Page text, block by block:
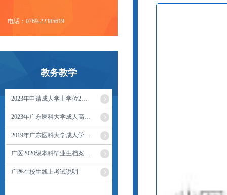
电话：0769-22385619
教务教学
2023年申请成人学士学位2…
2023年广东医科大学成人高…
2019年广东医科大学成人学…
广医2020级本科毕业生档案…
广医在校生线上考试说明